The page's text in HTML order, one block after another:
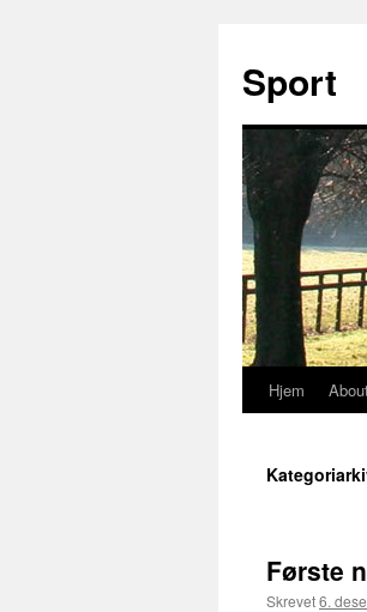
Sport
Hopp
innhold
Hjem
Første
Skrevet6.